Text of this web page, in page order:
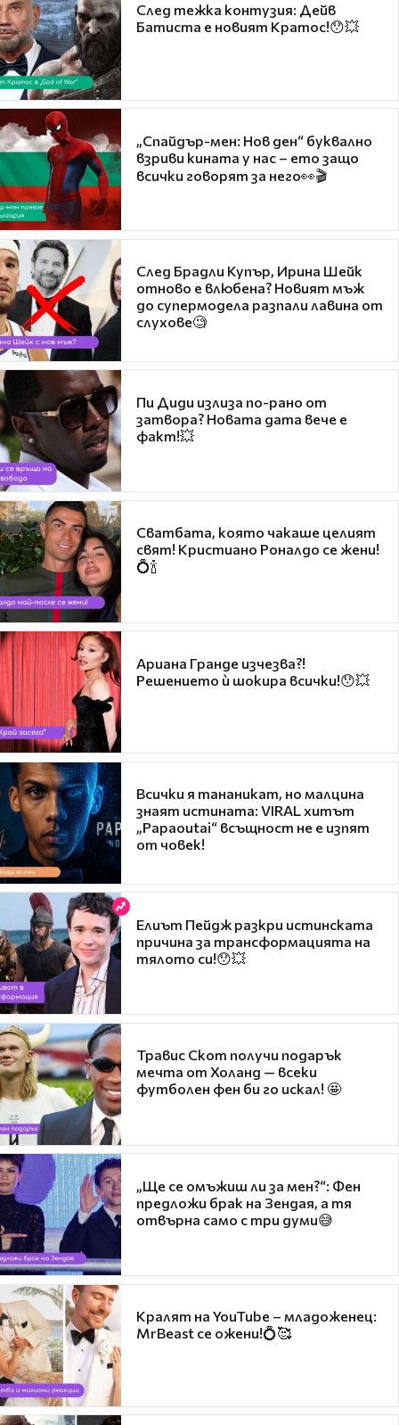
След тежка контузия: Дейв
Батиста е новият Кратос!😯💥
„Спайдър-мен: Нов ден“ буквално
взриви кината у нас – ето защо
всички говорят за него👀🎬
След Брадли Купър, Ирина Шейк
отново е влюбена? Новият мъж
до супермодела разпали лавина от
слухове🧐
Пи Диди излиза по-рано от
затвора? Новата дата вече е
факт!💥
Сватбата, която чакаше целият
свят! Кристиано Роналдо се жени!
💍🍾
Ариана Гранде изчезва?!
Решението ѝ шокира всички!😯💥
Всички я тананикат, но малцина
знаят истината: VIRAL хитът
„Papaoutai“ всъщност не е изпят
от човек!
Елиът Пейдж разкри истинската
причина за трансформацията на
тялото си!😯💥
Травис Скот получи подарък
мечта от Холанд — всеки
футболен фен би го искал! 🤩
„Ще се омъжиш ли за мен?“: Фен
предложи брак на Зендая, а тя
отвърна само с три думи😅
Кралят на YouTube – младоженец:
MrBeast се ожени!💍🥰